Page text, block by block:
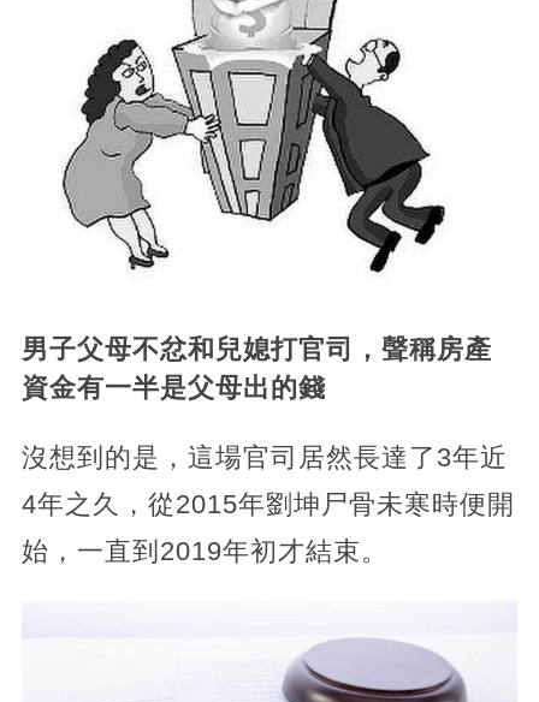
男子父母不忿和兒媳打官司，聲稱房產
資金有一半是父母出的錢
沒想到的是，這場官司居然長達了3年近
4年之久，從2015年劉坤尸骨未寒時便開
始，一直到2019年初才結束。